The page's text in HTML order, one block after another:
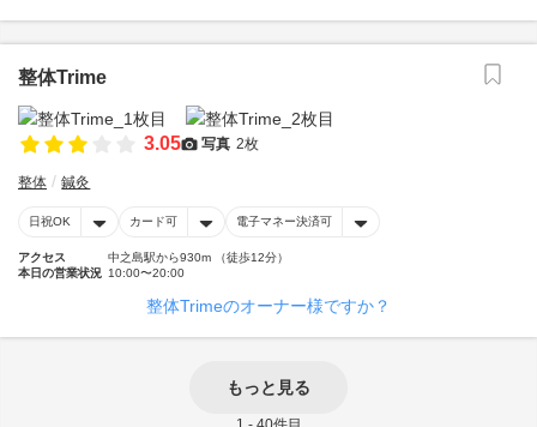
整体Trime
3.05 写真 2枚
整体 鍼灸
日祝OK カード可 電子マネー決済可
アクセス
中之島駅から930m （徒歩12分）
本日の営業状況 10:00〜20:00
整体Trimeのオーナー様ですか？
もっと見る